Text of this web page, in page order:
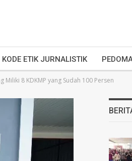
KODE ETIK JURNALISTIK
8 KDKMP yang Sudah 100 Persen